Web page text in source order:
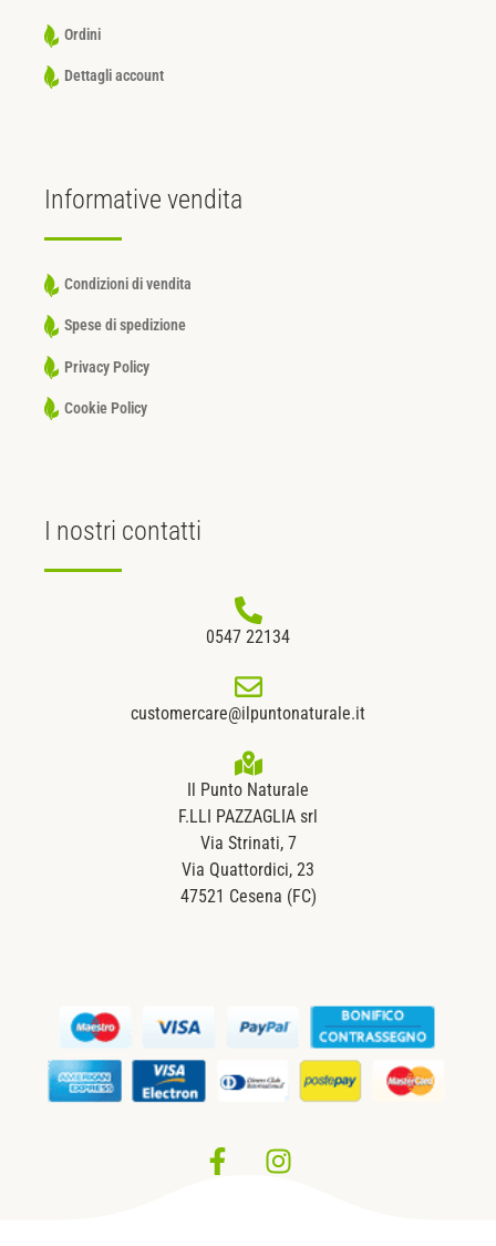
Ordini
Dettagli account
Informative vendita
Condizioni di vendita
Spese di spedizione
Privacy Policy
Cookie Policy
I nostri contatti
0547 22134
customercare@ilpuntonaturale.it
Il Punto Naturale
F.LLI PAZZAGLIA srl
Via Strinati, 7
Via Quattordici, 23
47521 Cesena (FC)